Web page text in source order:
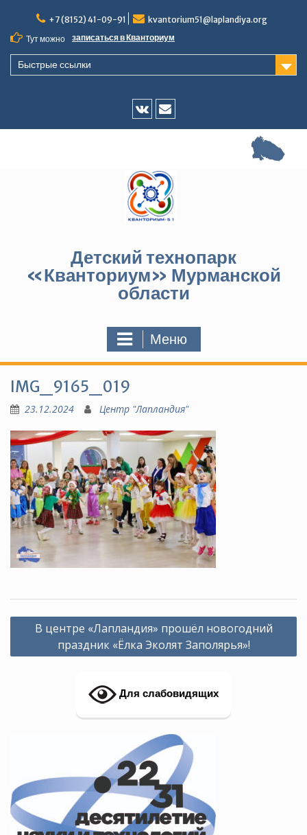
содержимому
+7 (8152) 41-09-91
kvantorium51@laplandiya.org
Тут можно
записаться в Кванториум
Быстрые ссылки
Vk
E-
Детский технопарк
«Кванториум» Мурманской
области
Меню
IMG_9165_019
23.12.2024 Центр "Лапландия"
Навигация
записям
В центре «Лапландия» прошёл новогодний
праздник «Ёлка Эколят Заполярья»!
Для слабовидящих